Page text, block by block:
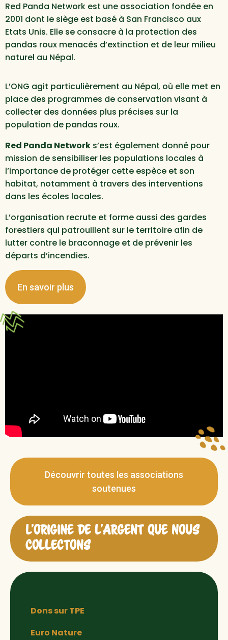
L’ORIGINE DE L’ARGENT QUE NOUS
COLLECTONS
Dons sur TPE
Euro Nature
Red Panda Network est une association fondée en
2001 dont le siège est basé à San Francisco aux
Etats Unis. Elle se consacre à la protection des
pandas roux menacés d’extinction et de leur milieu
naturel au Népal.
L’ONG agit particulièrement au Népal, où elle met en
place des programmes de conservation visant à
collecter des données plus précises sur la
population de pandas roux.
Red Panda Network s’est également donné pour
mission de sensibiliser les populations locales à
l’importance de protéger cette espèce et son
habitat, notamment à travers des interventions
dans les écoles locales.
L’organisation recrute et forme aussi des gardes
forestiers qui patrouillent sur le territoire afin de
lutter contre le braconnage et de prévenir les
départs d’incendies.
En savoir plus
Découvrir toutes les associations
soutenues